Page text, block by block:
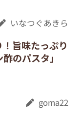
いなつぐあきら
旨味たっぷり
のパスタ」
goma22